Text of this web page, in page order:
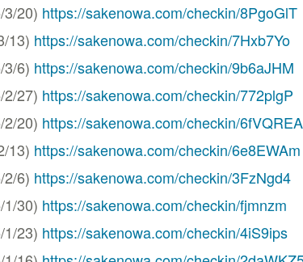
20) https://sakenowa.com/checkin/8PgoGlT
13) https://sakenowa.com/checkin/7Hxb7Yo
3/6) https://sakenowa.com/checkin/9b6aJHM
27) https://sakenowa.com/checkin/772plgP
20) https://sakenowa.com/checkin/6fVQREA
13) https://sakenowa.com/checkin/6e8EWAm
2/6) https://sakenowa.com/checkin/3FzNgd4
30) https://sakenowa.com/checkin/fjmnzm
23) https://sakenowa.com/checkin/4iS9ips